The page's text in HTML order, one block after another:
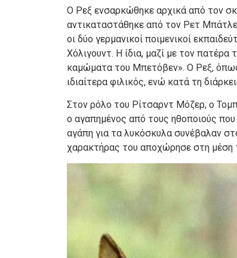
Ο Ρεξ ενσαρκώθηκε αρχικά από τον
αντικαταστάθηκε από τον Ρετ
οι δύο γερμανικοί ποιμενικοί
Χόλιγουντ. Η ίδια, μαζί με τον πατέρα
καμώματα του Μπετόβεν». Ο Ρεξ, όπως
ιδιαίτερα φιλικός, ενώ κατά τη
Στον ρόλο του Ρίτσαρντ Μόζερ, ο
ο αγαπημένος από τους ηθοποιούς
αγάπη για τα λυκόσκυλα συνέβαλαν
χαρακτήρας του αποχώρησε στη μέση